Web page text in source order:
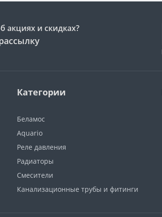
акциях и скидках?
Категории
Беламос
Aquario
Реле давления
Радиаторы
Смесители
Канализационные трубы и фитинги